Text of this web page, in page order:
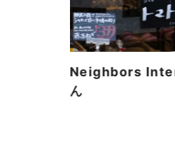
Neighbors
ん